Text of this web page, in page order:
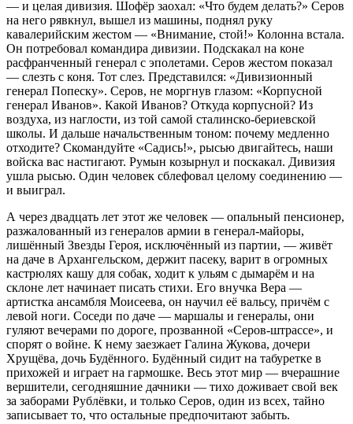
— и целая дивизия. Шофёр заохал: «Что будем делать?» Серов
на него рявкнул, вышел из машины, поднял руку
кавалерийским жестом — «Внимание, стой!» Колонна встала.
Он потребовал командира дивизии. Подскакал на коне
расфранченный генерал с эполетами. Серов жестом показал
— слезть с коня. Тот слез. Представился: «Дивизионный
генерал Попеску». Серов, не моргнув глазом: «Корпусной
генерал Иванов». Какой Иванов? Откуда корпусной? Из
воздуха, из наглости, из той самой сталинско-бериевской
школы. И дальше начальственным тоном: почему медленно
отходите? Скомандуйте «Садись!», рысью двигайтесь, наши
войска вас настигают. Румын козырнул и поскакал. Дивизия
ушла рысью. Один человек сблефовал целому соединению —
и выиграл.
А через двадцать лет этот же человек — опальный пенсионер,
разжалованный из генералов армии в генерал-майоры,
лишённый Звезды Героя, исключённый из партии, — живёт
на даче в Архангельском, держит пасеку, варит в огромных
кастрюлях кашу для собак, ходит к ульям с дымарём и на
склоне лет начинает писать стихи. Его внучка Вера —
артистка ансамбля Моисеева, он научил её вальсу, причём с
левой ноги. Соседи по даче — маршалы и генералы, они
гуляют вечерами по дороге, прозванной «Серов-штрассе», и
спорят о войне. К нему заезжает Галина Жукова, дочери
Хрущёва, дочь Будённого. Будённый сидит на табуретке в
прихожей и играет на гармошке. Весь этот мир — вчерашние
вершители, сегодняшние дачники — тихо доживает свой век
за заборами Рублёвки, и только Серов, один из всех, тайно
записывает то, что остальные предпочитают забыть.